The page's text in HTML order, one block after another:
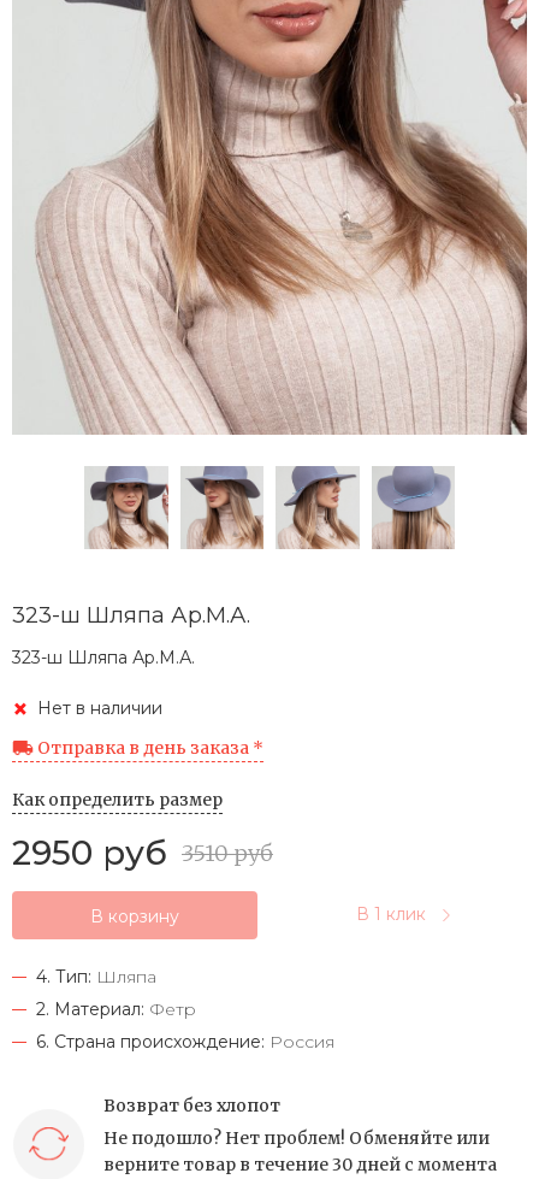
323-ш Шляпа Ар.М.А.
323-ш Шляпа Ар.М.А.
Нет в наличии
Отправка в день заказа *
Как определить размер
2950 руб 3510 руб
В корзину В 1 клик
4. Тип: Шляпа
2. Материал: Фетр
6. Страна происхождение: Россия
Возврат без хлопот
Не подошло? Нет проблем! Обменяйте или
верните товар в течение 30 дней с момента